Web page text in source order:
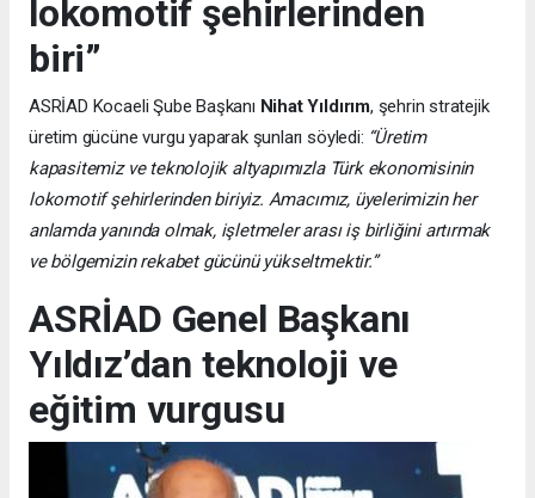
lokomotif şehirlerinden
biri”
ASRİAD Kocaeli Şube Başkanı Nihat Yıldırım, şehrin stratejik
üretim gücüne vurgu yaparak şunları söyledi: “Üretim
kapasitemiz ve teknolojik altyapımızla Türk ekonomisinin
lokomotif şehirlerinden biriyiz. Amacımız, üyelerimizin her
anlamda yanında olmak, işletmeler arası iş birliğini artırmak
ve bölgemizin rekabet gücünü yükseltmektir.”
ASRİAD Genel Başkanı
Yıldız’dan teknoloji ve
eğitim vurgusu